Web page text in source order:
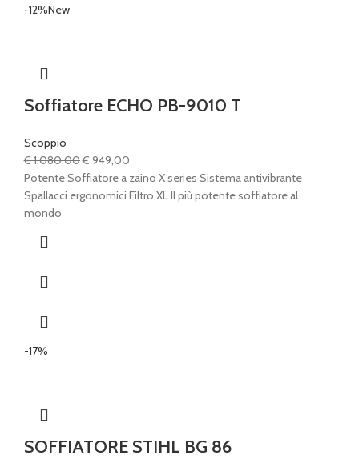
-12%New
Soffiatore ECHO PB-9010 T
Scoppio
€1.080,00Il
prezzo
originale
€ 949,00
prezzo
attuale
Potente Soffiatore a zaino X series Sistema antivibrante
Spallacci ergonomici Filtro XL Il più potente soffiatore al
mondo
-17%
SOFFIATORE STIHL BG 86